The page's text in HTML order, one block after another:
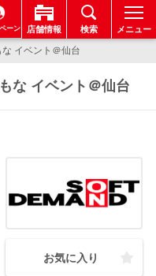
ーン 店舗情報 検索 メニュー
イベント＠仙台
な イベント＠仙台
お気に入り